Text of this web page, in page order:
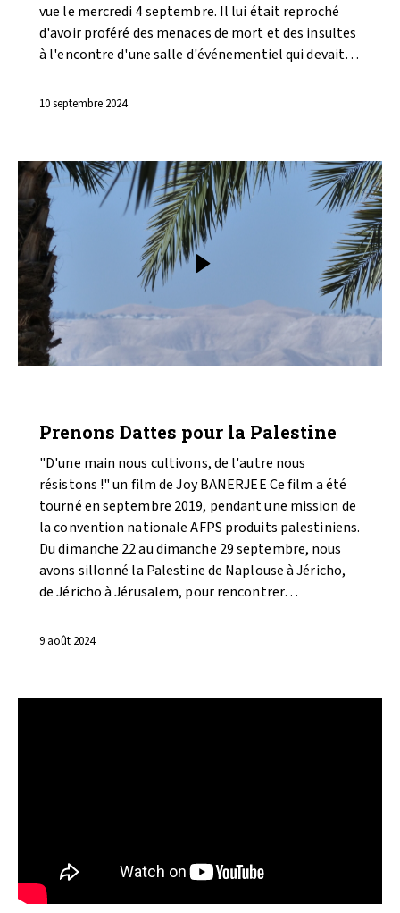
vue le mercredi 4 septembre. Il lui était reproché
d'avoir proféré des menaces de mort et des insultes
à l'encontre d'une salle d'événementiel qui devait…
10 septembre 2024
Prenons Dattes pour la Palestine
"D'une main nous cultivons, de l'autre nous
résistons !" un film de Joy BANERJEE Ce film a été
tourné en septembre 2019, pendant une mission de
la convention nationale AFPS produits palestiniens.
Du dimanche 22 au dimanche 29 septembre, nous
avons sillonné la Palestine de Naplouse à Jéricho,
de Jéricho à Jérusalem, pour rencontrer…
9 août 2024